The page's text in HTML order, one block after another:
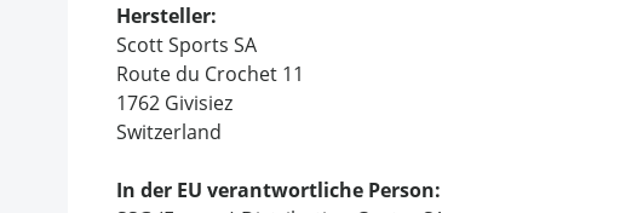
Hersteller:
Scott Sports SA
Route du Crochet 11
1762 Givisiez
Switzerland
In der EU verantwortliche Person: